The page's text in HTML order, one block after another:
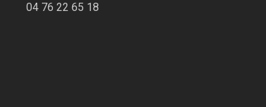
04 76 22 65 18